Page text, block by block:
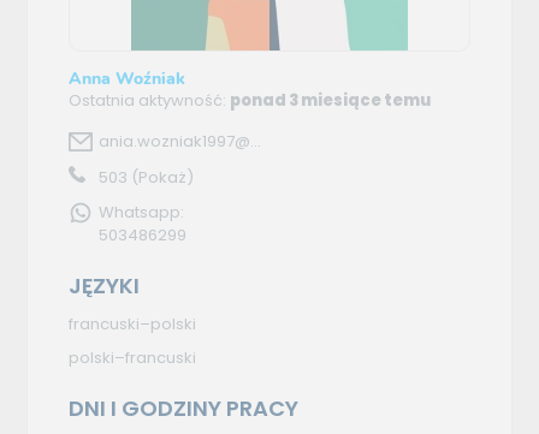
Anna Woźniak
Ostatnia aktywność: ponad 3 miesiące temu
ania.wozniak1997@...
503 (Pokaż)
Whatsapp:
503486299
JĘZYKI
francuski–polski
polski–francuski
DNI I GODZINY PRACY